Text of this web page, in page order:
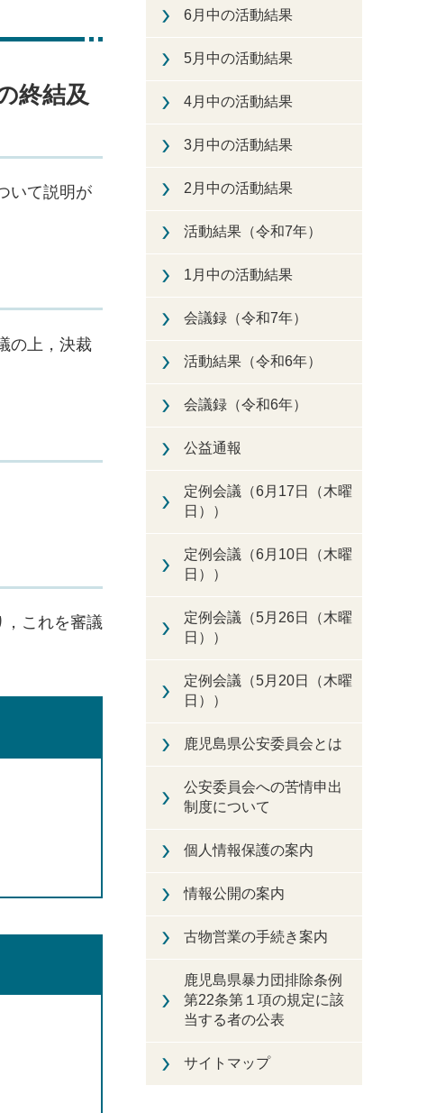
終結及
いて説明が
の上，決裁
，これを審議
6月中の活動結果
5月中の活動結果
4月中の活動結果
3月中の活動結果
2月中の活動結果
活動結果（令和7年）
1月中の活動結果
会議録（令和7年）
活動結果（令和6年）
会議録（令和6年）
公益通報
定例会議（6月17日（木曜
日））
定例会議（6月10日（木曜
日））
定例会議（5月26日（木曜
日））
定例会議（5月20日（木曜
日））
鹿児島県公安委員会とは
公安委員会への苦情申出
制度について
個人情報保護の案内
情報公開の案内
古物営業の手続き案内
鹿児島県暴力団排除条例
第22条第１項の規定に該
当する者の公表
サイトマップ